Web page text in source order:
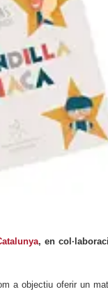
, en
a objectiu oferir un